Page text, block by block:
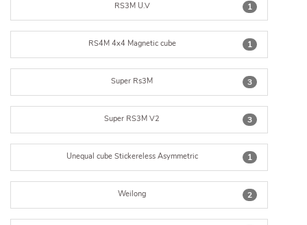
1
RS3M U.V
1
RS4M 4x4 Magnetic cube
3
Super Rs3M
3
Super RS3M V2
1
Unequal cube Stickereless Asymmetric
2
Weilong